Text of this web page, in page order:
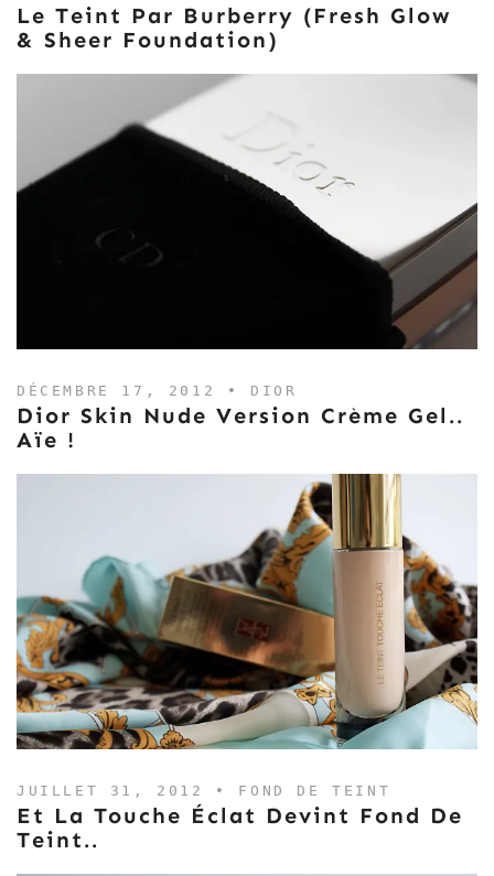
Le Teint Par Burberry (Fresh Glow
& Sheer Foundation)
DÉCEMBRE 17, 2012 • DIOR
Dior Skin Nude Version Crème Gel..
Aïe !
JUILLET 31, 2012 • FOND DE TEINT
Et La Touche Éclat Devint Fond De
Teint..